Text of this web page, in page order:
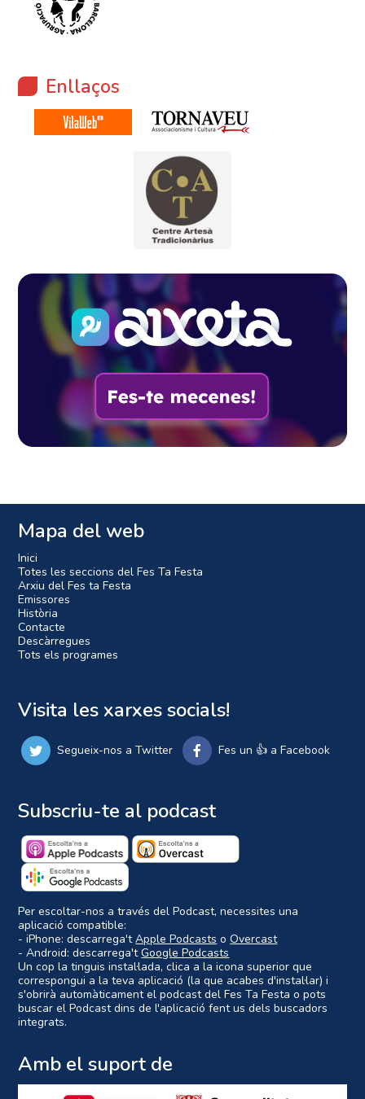
Enllaços
Mapa del web
Inici
Totes les seccions del Fes Ta Festa
Arxiu del Fes ta Festa
Emissores
Història
Contacte
Descàrregues
Tots els programes
Visita les xarxes socials!
Segueix-nos a Twitter Fes un 👍 a Facebook
Subscriu-te al podcast
Per escoltar-nos a través del Podcast, necessites una
aplicació compatible:
- iPhone: descarrega'tApple Podcasts oOvercast
- Android: descarrega'tGoogle Podcasts
Un cop la tinguis instal·lada, clica a la icona superior que
correspongui a la teva aplicació (la que acabes d'instal·lar) i
s'obrirà automàticament el podcast del Fes Ta Festa o pots
buscar el Podcast dins de l'aplicació fent us dels buscadors
integrats.
Amb el suport de